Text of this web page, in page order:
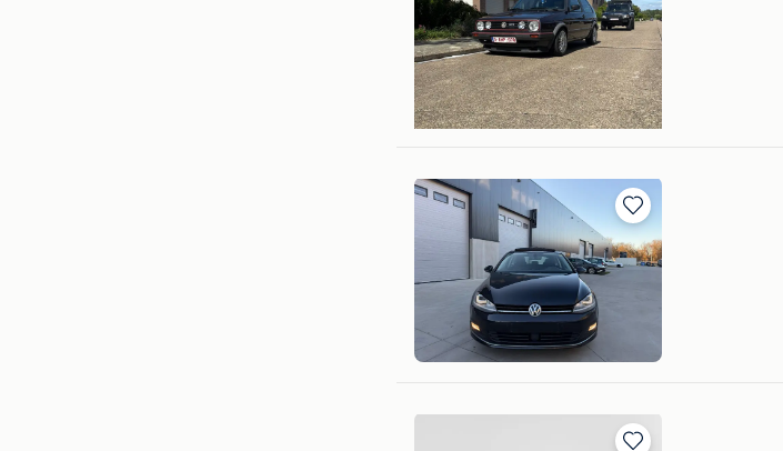
Jonas Lauwers
Turnhout
Bewaren
in
Mijn
Razvan Dimian
Turnhout